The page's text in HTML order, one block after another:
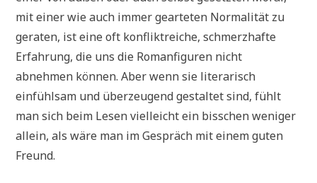
mit einer wie auch immer gearteten Normalität zu
geraten, ist eine oft konfliktreiche, schmerzhafte
Erfahrung, die uns die Romanfiguren nicht
abnehmen können. Aber wenn sie literarisch
einfühlsam und überzeugend gestaltet sind, fühlt
man sich beim Lesen vielleicht ein bisschen weniger
allein, als wäre man im Gespräch mit einem guten
Freund.